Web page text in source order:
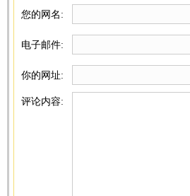
您的网名:
电子邮件:
你的网址:
评论内容: